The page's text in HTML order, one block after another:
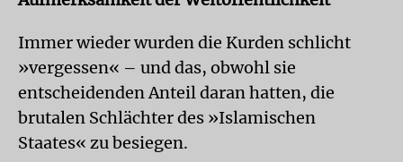
Immer wieder wurden die Kurden schlicht
»vergessen« – und das, obwohl sie
entscheidenden Anteil daran hatten, die
brutalen Schlächter des »Islamischen
Staates« zu besiegen.